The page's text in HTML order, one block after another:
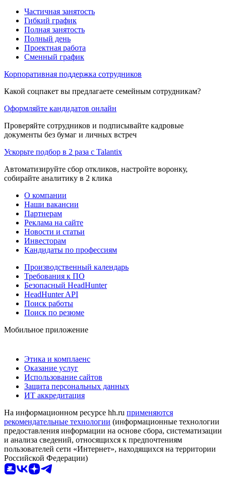
Частичная занятость
Гибкий график
Полная занятость
Полный день
Проектная работа
Сменный график
Корпоративная поддержка сотрудников
Какой соцпакет вы предлагаете семейным сотрудникам?
Оформляйте кандидатов онлайн
Проверяйте сотрудников и подписывайте кадровые
документы без бумаг и личных встреч
Ускорьте подбор в 2 раза с Talantix
Автоматизируйте сбор откликов, настройте воронку,
собирайте аналитику в 2 клика
О компании
Наши вакансии
Партнерам
Реклама на сайте
Новости и статьи
Инвесторам
Кандидаты по профессиям
Производственный календарь
Требования к ПО
Безопасный HeadHunter
HeadHunter API
Поиск работы
Поиск по резюме
Мобильное приложение
Этика и комплаенс
Оказание услуг
Использование сайтов
Защита персональных данных
ИТ аккредитация
На информационном ресурсе hh.ru применяются
рекомендательные технологии (информационные технологии
предоставления информации на основе сбора, систематизации
и анализа сведений, относящихся к предпочтениям
пользователей сети «Интернет», находящихся на территории
Российской Федерации)